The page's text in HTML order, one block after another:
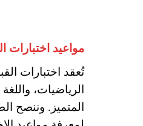
مواعيد اختبارات
الرياضيات،
المتميز. وننصح